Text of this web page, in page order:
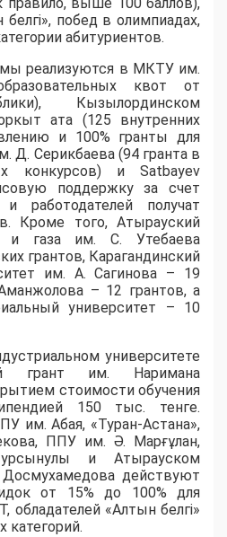
белгі», побед в олимпиадах,
абитуриентов.
реализуются в МКТУ им.
квот от
Кызылординском
ата (125 внутренних
и 100% гранты для
Д. Серикбаева (94 гранта в
конкурсов) и Satbayev
поддержку за счет
и работодателей получат
Кроме того, Атырауский
и газа им. С. Утебаева
грантов, Карагандинский
им. А. Сагинова – 19
– 12 грантов, а
университет – 10
университете
грант им. Наримана
стоимости обучения
150 тыс. тенге.
им. Абая, «Туран-Астана»,
ППУ им. Ә. Марғұлан,
и Атырауском
действуют
от 15% до 100% для
обладателей «Алтын белгі»
категорий.